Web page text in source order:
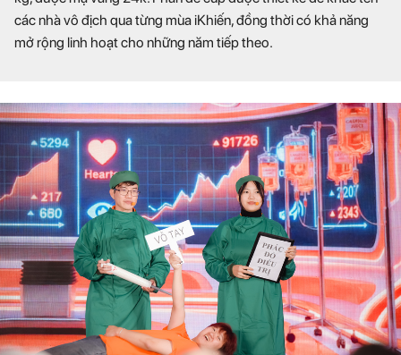
các nhà vô địch qua từng mùa iKhiến, đồng thời có khả năng
mở rộng linh hoạt cho những năm tiếp theo.